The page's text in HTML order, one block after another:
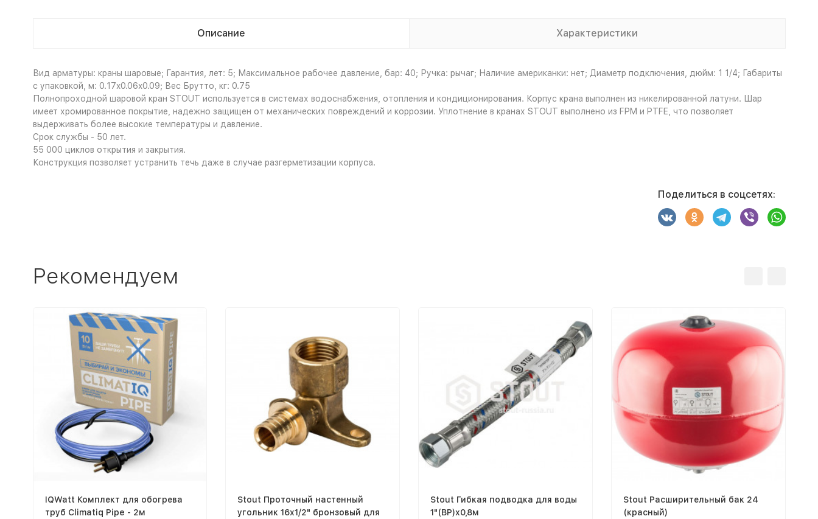
Описание Характеристики
Вид арматуры: краны шаровые; Гарантия, лет: 5; Максимальное рабочее давление, бар: 40; Ручка: рычаг; Наличие американки: нет; Диаметр подключения, дюйм: 1 1/4; Габариты
с упаковкой, м: 0.17x0.06x0.09; Вес Брутто, кг: 0.75
Полнопроходной шаровой кран STOUT используется в системах водоснабжения, отопления и кондиционирования. Корпус крана выполнен из никелированной латуни. Шар
имеет хромированное покрытие, надежно защищен от механических повреждений и коррозии. Уплотнение в кранах STOUT выполнено из FPM и PTFE, что позволяет
выдерживать более высокие температуры и давление.
Срок службы - 50 лет.
55 000 циклов открытия и закрытия.
Конструкция позволяет устранить течь даже в случае разгерметизации корпуса.
Поделиться в соцсетях:
Рекомендуем
IQWatt Комплект для обогрева
труб Climatiq Pipe - 2м
Stout Проточный настенный
угольник 16x1/2" бронзовый для
Stout Гибкая подводка для воды
1"(ВР)х0,8м
Stout Расширительный бак 24
(красный)